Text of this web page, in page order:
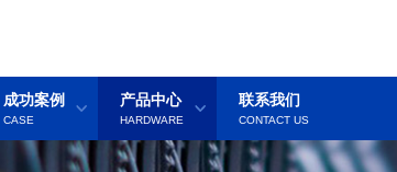
成功案例
CASE
产品中心
HARDWARE
联系我们
CONTACT US